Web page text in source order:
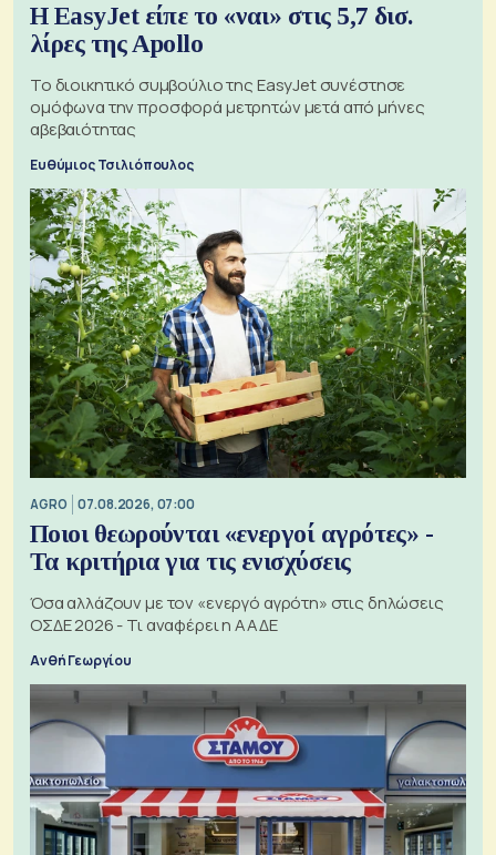
Η EasyJet είπε το «ναι» στις 5,7 δισ.
λίρες της Apollo
Το διοικητικό συμβούλιο της EasyJet συνέστησε
ομόφωνα την προσφορά μετρητών μετά από μήνες
αβεβαιότητας
Ευθύμιος Τσιλιόπουλος
AGRO 07.08.2026, 07:00
Ποιοι θεωρούνται «ενεργοί αγρότες» -
Τα κριτήρια για τις ενισχύσεις
Όσα αλλάζουν με τον «ενεργό αγρότη» στις δηλώσεις
ΟΣΔΕ 2026 - Τι αναφέρει η ΑΑΔΕ
Ανθή Γεωργίου